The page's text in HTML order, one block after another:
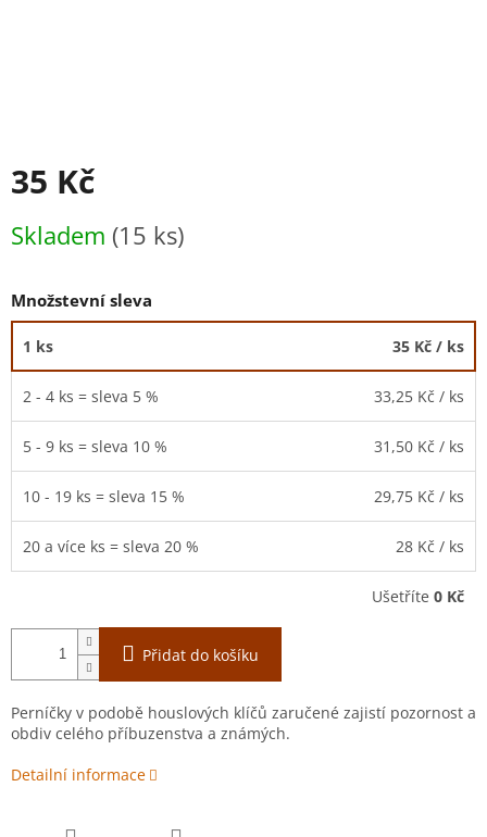
35 Kč
cena:
Skladem (15 ks)
Množstevní sleva
1 ks 35 Kč / ks
2 - 4 ks = sleva 5 % 33,25 Kč / ks
5 - 9 ks = sleva 10 % 31,50 Kč / ks
10 - 19 ks = sleva 15 % 29,75 Kč / ks
20 a více ks = sleva 20 % 28 Kč / ks
Ušetříte 0 Kč
Přidat do košíku
Perníčky v podobě houslových klíčů zaručené zajistí pozornost a
obdiv celého příbuzenstva a známých.
Detailní informace